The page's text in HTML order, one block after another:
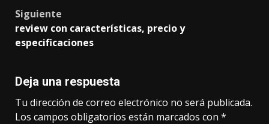
Siguiente
review con características, precio y
especificaciones
Deja una respuesta
Tu dirección de correo electrónico no será publicada.
Los campos obligatorios están marcados con *